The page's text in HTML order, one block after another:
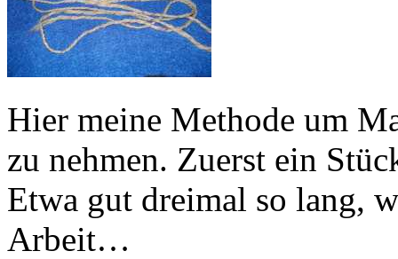
Hier meine Methode um
zu nehmen. Zuerst ein
Etwa gut dreimal so lang,
Arbeit…